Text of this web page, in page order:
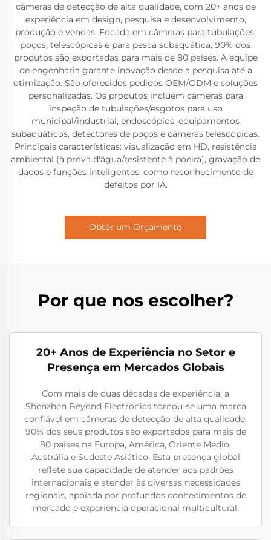
câmeras de detecção de alta qualidade, com 20+ anos de
experiência em design, pesquisa e desenvolvimento,
produção e vendas. Focada em câmeras para tubulações,
poços, telescópicas e para pesca subaquática, 90% dos
produtos são exportadas para mais de 80 países. A equipe
de engenharia garante inovação desde a pesquisa até a
otimização. São oferecidos pedidos OEM/ODM e soluções
personalizadas. Os produtos incluem câmeras para
inspeção de tubulações/esgotos para uso
municipal/industrial, endoscópios, equipamentos
subaquáticos, detectores de poços e câmeras telescópicas.
Principais características: visualização em HD, resistência
ambiental (à prova d'água/resistente à poeira), gravação de
dados e funções inteligentes, como reconhecimento de
defeitos por IA.
Obter um Orçamento
Por que nos escolher?
20+ Anos de Experiência no Setor e
Presença em Mercados Globais
Com mais de duas décadas de experiência, a
Shenzhen Beyond Electronics tornou-se uma marca
confiável em câmeras de detecção de alta qualidade.
90% dos seus produtos são exportados para mais de
80 países na Europa, América, Oriente Médio,
Austrália e Sudeste Asiático. Esta presença global
reflete sua capacidade de atender aos padrões
internacionais e atender às diversas necessidades
regionais, apoiada por profundos conhecimentos de
mercado e experiência operacional multicultural.